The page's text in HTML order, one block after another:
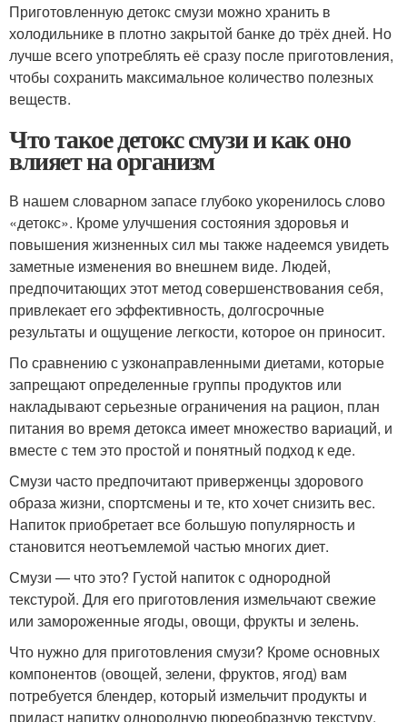
Приготовленную детокс смузи можно хранить в
холодильнике в плотно закрытой банке до трёх дней. Но
лучше всего употреблять её сразу после приготовления,
чтобы сохранить максимальное количество полезных
веществ.
Что такое детокс смузи и как оно
влияет на организм
В нашем словарном запасе глубоко укоренилось слово
«детокс». Кроме улучшения состояния здоровья и
повышения жизненных сил мы также надеемся увидеть
заметные изменения во внешнем виде. Людей,
предпочитающих этот метод совершенствования себя,
привлекает его эффективность, долгосрочные
результаты и ощущение легкости, которое он приносит.
По сравнению с узконаправленными диетами, которые
запрещают определенные группы продуктов или
накладывают серьезные ограничения на рацион, план
питания во время детокса имеет множество вариаций, и
вместе с тем это простой и понятный подход к еде.
Смузи часто предпочитают приверженцы здорового
образа жизни, спортсмены и те, кто хочет снизить вес.
Напиток приобретает все большую популярность и
становится неотъемлемой частью многих диет.
Смузи — что это? Густой напиток с однородной
текстурой. Для его приготовления измельчают свежие
или замороженные ягоды, овощи, фрукты и зелень.
Что нужно для приготовления смузи? Кроме основных
компонентов (овощей, зелени, фруктов, ягод) вам
потребуется блендер, который измельчит продукты и
придаст напитку однородную пюреобразную текстуру.